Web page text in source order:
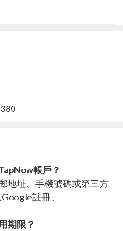
帳戶？
地址、手機號碼或第三方
註冊。
期限？